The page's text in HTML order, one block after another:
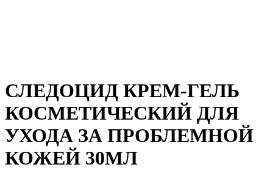
СЛЕДОЦИД КРЕМ-ГЕЛЬ
КОСМЕТИЧЕСКИЙ ДЛЯ
УХОДА ЗА ПРОБЛЕМНОЙ
КОЖЕЙ 30МЛ